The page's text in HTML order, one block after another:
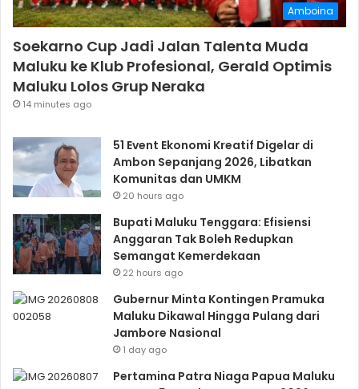
Amboina
Soekarno Cup Jadi Jalan Talenta Muda
Maluku ke Klub Profesional, Gerald Optimis
Maluku Lolos Grup Neraka
14 minutes ago
51 Event Ekonomi Kreatif Digelar di
Ambon Sepanjang 2026, Libatkan
Komunitas dan UMKM
20 hours ago
Bupati Maluku Tenggara: Efisiensi
Anggaran Tak Boleh Redupkan
Semangat Kemerdekaan
22 hours ago
Gubernur Minta Kontingen Pramuka
Maluku Dikawal Hingga Pulang dari
Jambore Nasional
1 day ago
Pertamina Patra Niaga Papua Maluku